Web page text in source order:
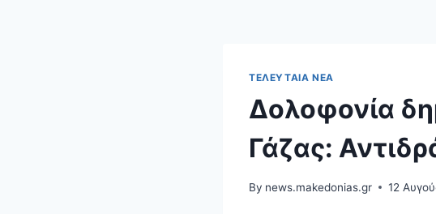
ΤΕΛΕΥΤΑΊΑ ΝΈΑ
Δολοφονία
Γάζας:
By news.makedonias.gr 12